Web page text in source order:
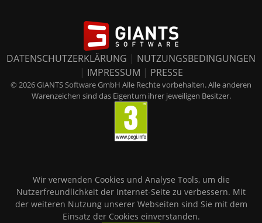
DATENSCHUTZERKLÄRUNG | NUTZUNGSBEDINGUNGEN
| IMPRESSUM | PRESSE
© 2026 GIANTS Software GmbH Alle Rechte vorbehalten. Alle anderen
Warenzeichen sind das Eigentum ihrer jeweiligen Besitzer.
Wir verwenden Cookies und Analyse Tools, um die
Nutzerfreundlichkeit der Internet-Seite zu verbessern. Mit
der weiteren Nutzung unserer Webseiten sind Sie mit dem
Einsatz der Cookies einverstanden.